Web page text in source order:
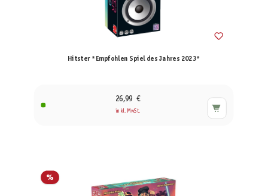
Hitster *Empfohlen Spiel des Jahres 2023*
26,99 €
inkl. MwSt.
%